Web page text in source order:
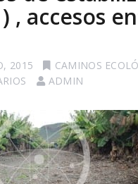
, accesos
2015 CAMINOS
ADMIN